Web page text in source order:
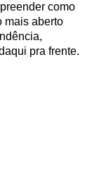
como
mais aberto
pra frente.